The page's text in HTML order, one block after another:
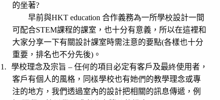
的坐著?
早前與HKT education 合作義務為一所學校設計一間
可配合STEM課程的課室，也十分有意義，所以在這裡和
大家分享一下有關設計課室時需注意的要點(各樣也十分
重要，排名也不分先後) 。
1.
學校理念及宗旨 – 任何的項 目 必定有客戶及最終使用者，
客戶有個人的風格，同樣學校也有她們的教學理念或專
注的地方，我們透過室內的設計把相關的訊息傳遞，例